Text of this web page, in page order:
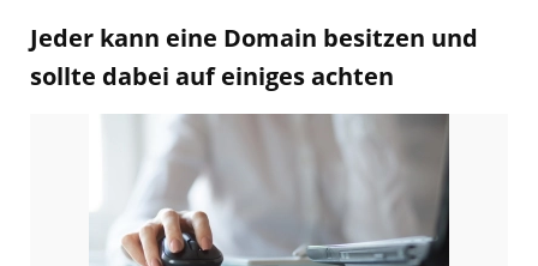
Jeder kann eine Domain besitzen und
sollte dabei auf einiges achten